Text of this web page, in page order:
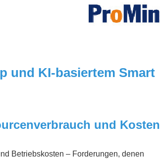
und KI-basiertem Smart
und Kosten
Betriebskosten – Forderungen, denen